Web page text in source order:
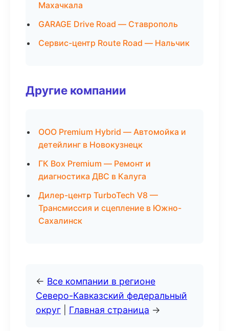
Махачкала
GARAGE Drive Road — Ставрополь
Сервис-центр Route Road — Нальчик
Другие компании
ООО Premium Hybrid — Автомойка и
детейлинг в Новокузнецк
ГК Box Premium — Ремонт и
диагностика ДВС в Калуга
Дилер-центр TurboTech V8 —
Трансмиссия и сцепление в Южно-
Сахалинск
← Все компании в регионе
Северо-Кавказский федеральный
округ
Главная страница →